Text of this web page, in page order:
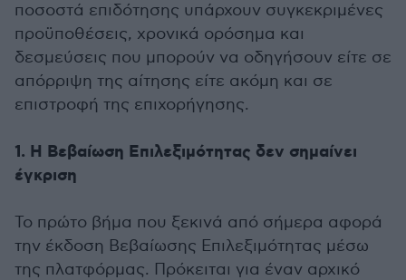
ποσοστά επιδότησης υπάρχουν συγκεκριμένες
προϋποθέσεις, χρονικά ορόσημα και
δεσμεύσεις που μπορούν να οδηγήσουν είτε σε
απόρριψη της αίτησης είτε ακόμη και σε
επιστροφή της επιχορήγησης.
1. Η Βεβαίωση Επιλεξιμότητας δεν σημαίνει
έγκριση
Το πρώτο βήμα που ξεκινά από σήμερα αφορά
την έκδοση Βεβαίωσης Επιλεξιμότητας μέσω
της πλατφόρμας. Πρόκειται για έναν αρχικό